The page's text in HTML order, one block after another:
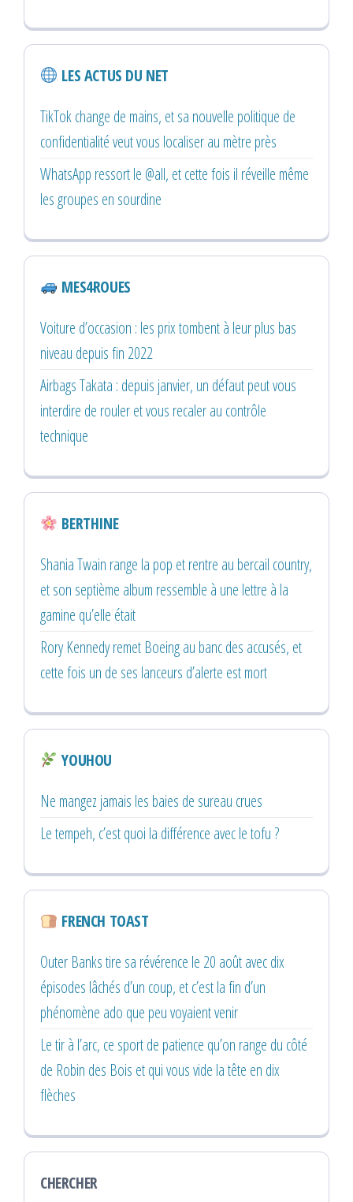
LES ACTUS DU NET
TikTok change de mains, et sa nouvelle politique de
confidentialité veut vous localiser au mètre près
WhatsApp ressort le @all, et cette fois il réveille même
les groupes en sourdine
MES4ROUES
Voiture d’occasion : les prix tombent à leur plus bas
niveau depuis fin 2022
Airbags Takata : depuis janvier, un défaut peut vous
interdire de rouler et vous recaler au contrôle
technique
BERTHINE
Shania Twain range la pop et rentre au bercail country,
et son septième album ressemble à une lettre à la
gamine qu’elle était
Rory Kennedy remet Boeing au banc des accusés, et
cette fois un de ses lanceurs d’alerte est mort
YOUHOU
Ne mangez jamais les baies de sureau crues
Le tempeh, c’est quoi la différence avec le tofu ?
FRENCH TOAST
Outer Banks tire sa révérence le 20 août avec dix
épisodes lâchés d’un coup, et c’est la fin d’un
phénomène ado que peu voyaient venir
Le tir à l’arc, ce sport de patience qu’on range du côté
de Robin des Bois et qui vous vide la tête en dix
flèches
CHERCHER